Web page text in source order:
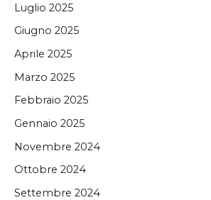
Luglio 2025
Giugno 2025
Aprile 2025
Marzo 2025
Febbraio 2025
Gennaio 2025
Novembre 2024
Ottobre 2024
Settembre 2024